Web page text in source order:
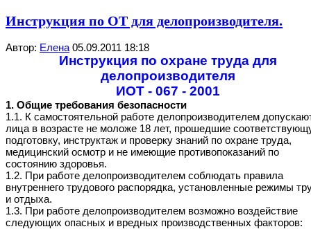
Инструкция по ОТ для делопроизводителя.
Автор: Елена 05.09.2011 18:18
Инструкция по охране труда для
делопроизводителя
ИОТ - 067 - 2001
1. Общие требования безопасности
1.1. К самостоятельной работе делопроизводителем
лица в возрасте не моложе 18 лет, прошедшие
подготовку, инструктаж и проверку знаний по охране труда,
медицинский осмотр и не имеющие противопоказаний по
состоянию здоровья.
1.2. При работе делопроизводителем соблюдать правила
внутреннего трудового распорядка, установленные режимы
и отдыха.
1.3. При работе делопроизводителем возможно воздействие
следующих опасных и вредных производственных факторов: